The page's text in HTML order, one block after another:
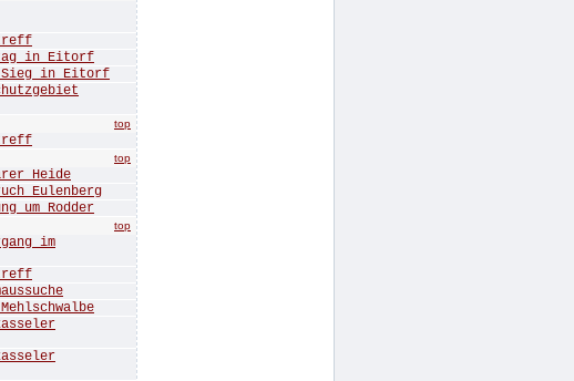
in Eitorf
in Eitorf
top
top
Heide
Eulenberg
Rodder
top
im